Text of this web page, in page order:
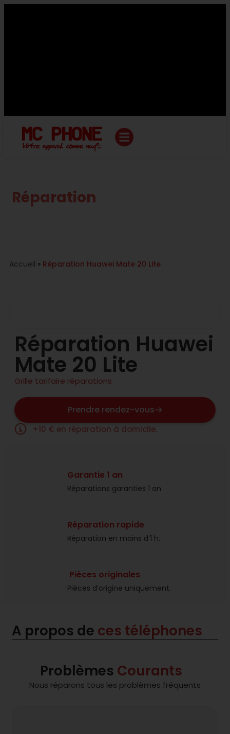
Réparation
Accueil » Réparation Huawei Mate 20 Lite
Réparation Huawei
Mate 20 Lite
Grille tarifaire réparations
Prendre rendez-vous
+10 € en réparation à domicile.
Garantie 1 an
Réparations garanties 1 an​
Réparation rapide
Réparation en moins d’1 h.​
Pièces originales
Pièces d’origine uniquement.​
A propos de ces téléphones
Problèmes Courants
Nous réparons tous les problèmes fréquents